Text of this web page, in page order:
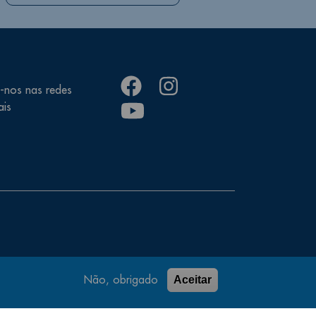
nos nas redes
facebook instagram
youtube
Não, obrigado Aceitar